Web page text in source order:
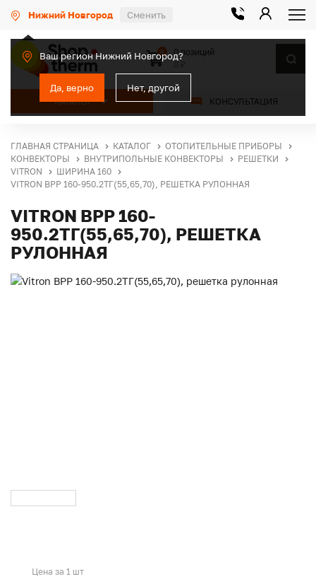
Нижний Новгород Сменить
Ваш регион Нижний Новгород?
Да, верно Нет, другой
КАТАЛОГ КОНСУЛЬТАЦИЯ
0
0 позиций
ГЛАВНАЯ СТРАНИЦА КАТАЛОГ
ОТОПИТЕЛЬНЫЕ ПРИБОРЫ
КОНВЕКТОРЫ
ВНУТРИПОЛЬНЫЕ КОНВЕКТОРЫ
РЕШЕТКИ
VITRON
ШИРИНА 160
VITRON ВРР 160-950.2ТГ(55,65,70), РЕШЕТКА РУЛОННАЯ
VITRON ВРР 160-
950.2ТГ(55,65,70), РЕШЕТКА
РУЛОННАЯ
Цена за 1 шт